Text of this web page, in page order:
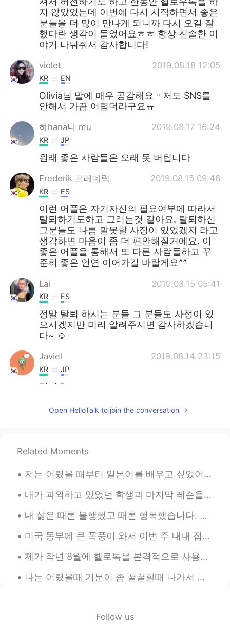
지 않았었는데 이번에 다시 시작하면서 좋은
분들을 더 많이 만나게 되니까 다시 오길 잘
했다란 생각이 들었어요ㅎㅎ 항상 진솔한 이
야기 나눠줘서 감사합니다!
violet 2019.08.18 12:05
KR EN
Olivia님 말에 매우 공감해요ᆢ저도 SNS를
안해서 가끔 어렵더라구요ㅠ
하hana나 mu 2019.08.17 16:24
KR JP
원래 좋은 사람들은 오래 못 버팁니다
Frederik 프레데릭 2019.08.15 09:46
KR ES
이런 어플은 자기자신의 필요여부에 따라서
탈퇴하기도하고 그러는것 같아요. 탈퇴하신
그분들도 나름 말못할 사정이 있었겠지 라고
생각하면 마음이 좀 더 편안해질거에요. 이
좋은 어플을 통해서 또 다른 사람들하고 꾸
준히 좋은 인연 이어가길 바랄게요^^
Lai 2019.08.15 05:41
KR ES
정말 탈퇴 하시는 분들 그 분들도 사정이 있
으시겠지만 미리 알려주시면 감사하겠습니
다~ ☺️
Javiel 2019.08.14 23:15
KR JP
멋져요.
jonghyun Yoon 윤종현 2019.08.14 21:30
다!
マル 2019.08.14 15:57
올리비아님께서 말씀하시는 게 정말 따뜻함
이 느껴져요 ㅜㅜ 제가 오래 살지는 않았지
만 여태껏 느끼는 건데 노력하지 않아도 머
무를 인연이 있고 아무리 노력해도 잡히지
않는 인연이 있어요 세상사 내 맘대로 되면
원없이 좋겠지만 안되는 게 많더라구요 그래
서 전 더 이상 인연에 연연하지 않으려구요
만남이 있으면 헤어짐이 있기 마련이에요 ^^
Open HelloTalk to join the conversation
Related Moments
저는 어렸을 때부터 일본어를 배우고 싶었어요 딱히 특별한 이유는 없었고 그냥 배워야 한다는 느낌이 들었어요 애니나 일드를 즐겨보진 않았었고 지브리 영화도 성인 되기까지 보진 ...
내가 과외하고 있었던 학생과 마지막 레슨을 가졌어요 얘는 캐릭터로 변장하는 걸 엄청 좋아해요 ㅋㅋㅋㅋ 덕분에 나는 스파이더맨을 가르칠 수 있었고 토르와 과외할 수 있었어요 ...
‪내 삶은 때론 불행했고 때론 행복했습니다. 삶이 한낱 꿈에 불과하다지만 그럼에도 살아서 좋았습니다.‬ ‪새벽에 쨍한 차가운 공기, 꽃이 피기 전 부는 달큰한 바람, 해질...
미국 동부에 큰 폭풍이 와서 이번 주 내내 집에 전기가 안 들어왔어요 ㅠㅠ 올해는 소소한 것들에 감사해야 하는 것을 배우는 거 같아요 한달 전 쯤에는 수돗물이 없어서 고생 많...
제가 작년 8월에 헬로톡을 본격적으로 사용하기 시작했어요 이제 거의 1년 다 되어가네요 지난 한해동안 정말 많은 분들과 인연을 맺게 되었어요 좀 불쾌한 사정을 여러번 겪었지만...
나는 어렸을때 기분이 좀 꿀꿀할때 나가서 공원에 그네를 자주 탔어요 이제는 드라이브하러 가고 이 두가지 행동이 아무런 관계가 없다고 생각했는데 요새 다시 그네를 찾아가는 내...
Follow us